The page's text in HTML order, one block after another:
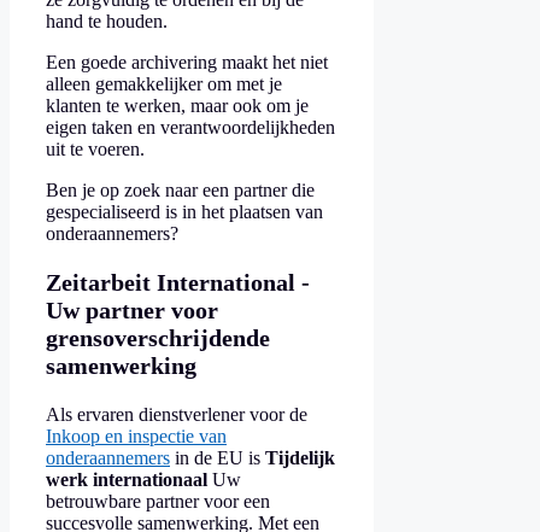
hand te houden.
Een goede archivering maakt het niet
alleen gemakkelijker om met je
klanten te werken, maar ook om je
eigen taken en verantwoordelijkheden
uit te voeren.
Ben je op zoek naar een partner die
gespecialiseerd is in het plaatsen van
onderaannemers?
Zeitarbeit International -
Uw partner voor
grensoverschrijdende
samenwerking
Als ervaren dienstverlener voor de
Inkoop en inspectie van
onderaannemers in de EU is Tijdelijk
werk internationaal Uw
betrouwbare partner voor een
succesvolle samenwerking. Met een